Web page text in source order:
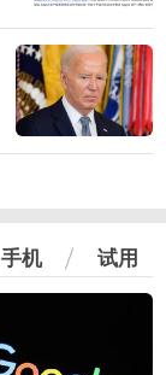
手机 试用